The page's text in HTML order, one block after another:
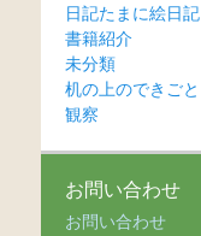
日記たまに絵日記
書籍紹介
未分類
机の上のできごと
観察
お問い合わせ
お問い合わせ